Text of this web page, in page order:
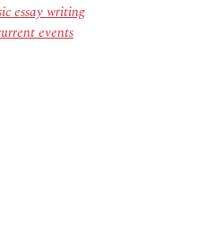
essay writing
events